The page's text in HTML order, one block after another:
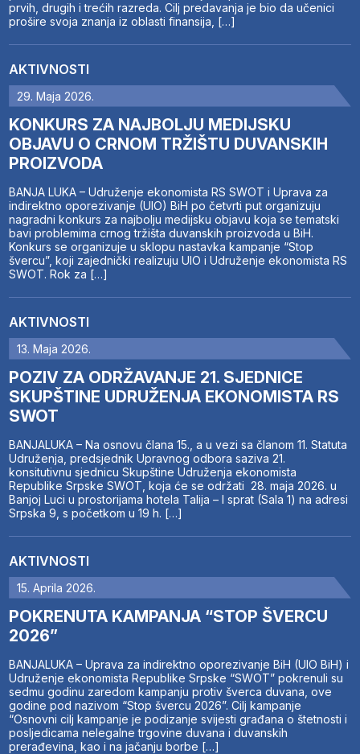
prvih, drugih i trećih razreda. Cilj predavanja je bio da učenici
prošire svoja znanja iz oblasti finansija, […]
AKTIVNOSTI
29. Maja 2026.
KONKURS ZA NAJBOLJU MEDIJSKU
OBJAVU O CRNOM TRŽIŠTU DUVANSKIH
PROIZVODA
BANJA LUKA – Udruženje ekonomista RS SWOT i Uprava za
indirektno oporezivanje (UIO) BiH po četvrti put organizuju
nagradni konkurs za najbolju medijsku objavu koja se tematski
bavi problemima crnog tržišta duvanskih proizvoda u BiH.
Konkurs se organizuje u sklopu nastavka kampanje “Stop
švercu”, koji zajednički realizuju UIO i Udruženje ekonomista RS
SWOT. Rok za […]
AKTIVNOSTI
13. Maja 2026.
POZIV ZA ODRŽAVANJE 21. SJEDNICE
SKUPŠTINE UDRUŽENJA EKONOMISTA RS
SWOT
BANJALUKA – Na osnovu člana 15., a u vezi sa članom 11. Statuta
Udruženja, predsjednik Upravnog odbora saziva 21.
konsitutivnu sjednicu Skupštine Udruženja ekonomista
Republike Srpske SWOT, koja će se održati 28. maja 2026. u
Banjoj Luci u prostorijama hotela Talija – I sprat (Sala 1) na adresi
Srpska 9, s početkom u 19 h. […]
AKTIVNOSTI
15. Aprila 2026.
POKRENUTA KAMPANJA “STOP ŠVERCU
2026”
BANJALUKA – Uprava za indirektno oporezivanje BiH (UIO BiH) i
Udruženje ekonomista Republike Srpske “SWOT” pokrenuli su
sedmu godinu zaredom kampanju protiv šverca duvana, ove
godine pod nazivom “Stop švercu 2026”. Cilj kampanje
“Osnovni cilj kampanje je podizanje svijesti građana o štetnosti i
posljedicama nelegalne trgovine duvana i duvanskih
prerađevina, kao i na jačanju borbe […]